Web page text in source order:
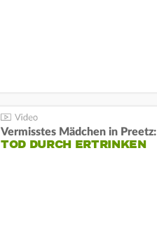
Vermisstes Mädchen in Preetz:
TOD DURCH ERTRINKEN